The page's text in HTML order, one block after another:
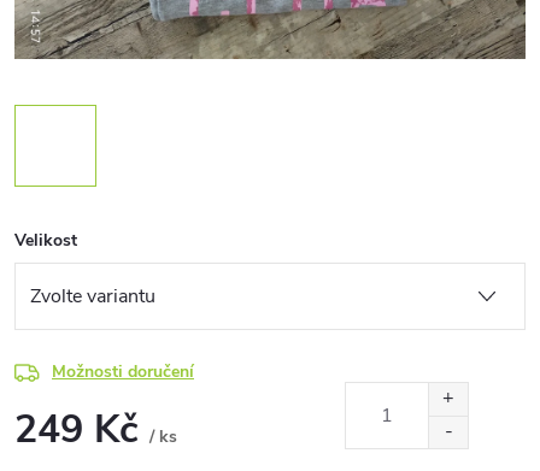
Velikost
Možnosti doručení
249 Kč / ks